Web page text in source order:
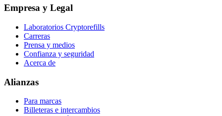
Empresa y Legal
Laboratorios Cryptorefills
Carreras
Prensa y medios
Confianza y seguridad
Acerca de
Alianzas
Para marcas
Billeteras e intercambios